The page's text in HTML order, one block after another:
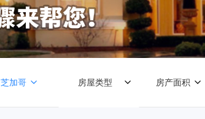
芝加哥 房屋类型 房产面积